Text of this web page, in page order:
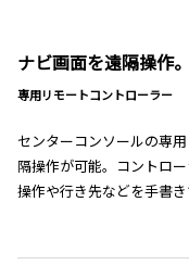
ナビ画面を遠隔操作。
専用リモートコントローラー
センターコンソールの専
隔操作が可能。コントロ
操作や行き先などを手書き